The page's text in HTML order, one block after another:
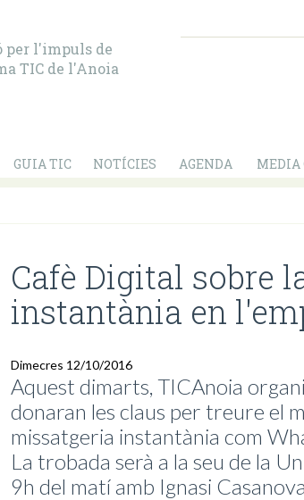
per l'impuls de
TIC de l'Anoia
GUIA TIC NOTÍCIES AGENDA MEDIA
Cafè Digital sobre
instantània en
Dimecres 12/10/2016
Aquest dimarts, TICAnoia
donaran les claus per treure el
missatgeria instantània com
La trobada serà a la seu de la
9h del matí amb Ignasi